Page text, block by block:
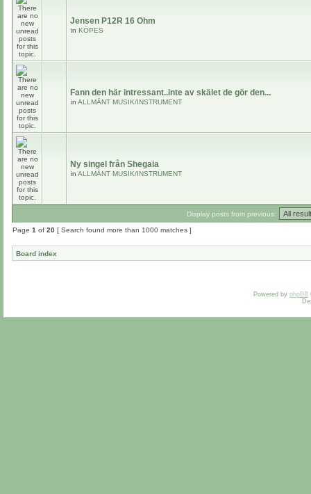
Jensen P12R 16 Ohm
in KÖPES
Fann den här intressant..inte av skälet de gör den...
in ALLMÄNT MUSIK/INSTRUMENT
Ny singel från Shegaia
in ALLMÄNT MUSIK/INSTRUMENT
Display posts from previous:
Page 1 of 20 [ Search found more than 1000 matches ]
Board index
Powered by phpBB